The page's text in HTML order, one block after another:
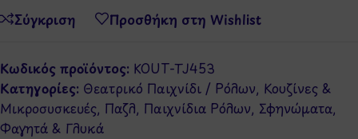
Σύγκριση
Προσθήκη στη Wishlist
Κωδικός προϊόντος: KOUT-TJ453
Κατηγορίες: Θεατρικό Παιχνίδι / Ρόλων, Κουζίνες &
Μικροσυσκευές, Παζλ, Παιχνίδια Ρόλων, Σφηνώματα,
Φαγητά & Γλυκά